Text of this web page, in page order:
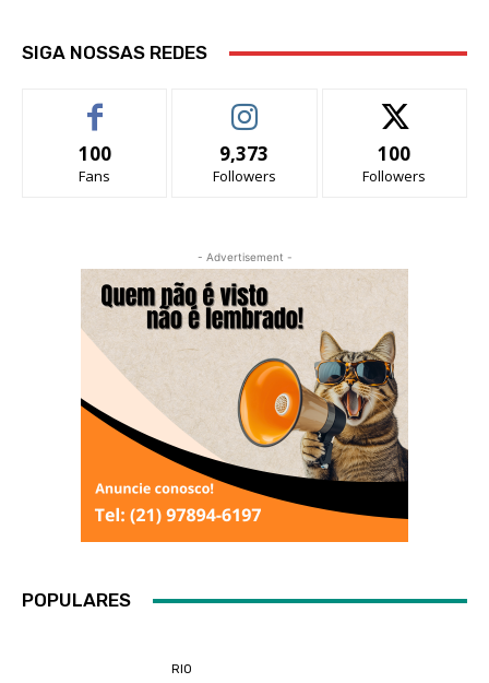
SIGA NOSSAS REDES
100
Fans
9,373
Followers
100
Followers
- Advertisement -
POPULARES
RIO